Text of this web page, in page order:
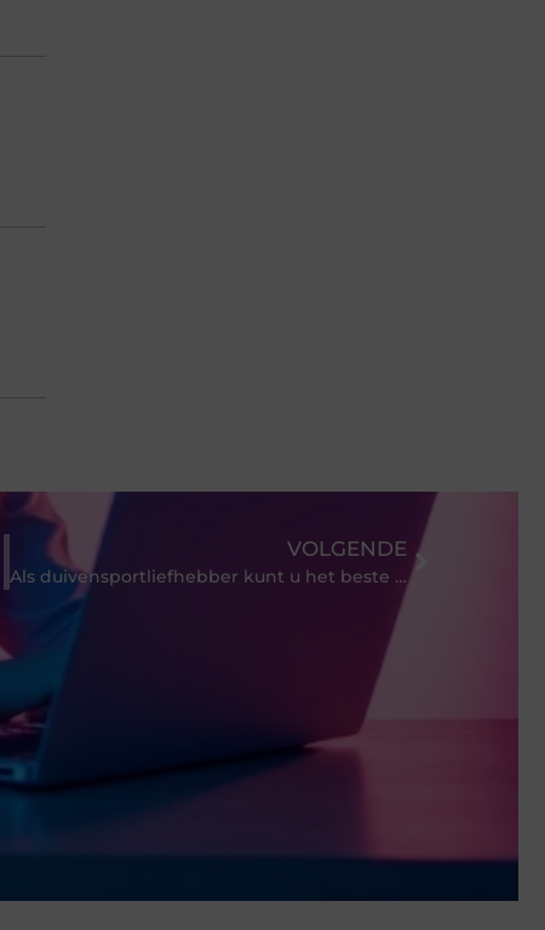
VOLGENDE
Als duivensportliefhebber kunt u het beste duivenvoer kopen in deze webshop